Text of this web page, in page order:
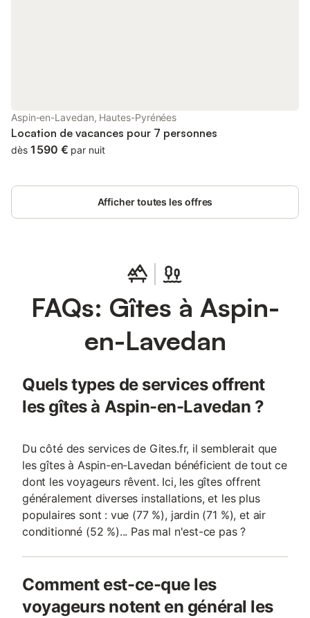
Aspin-en-Lavedan, Hautes-Pyrénées
Location de vacances pour 7 personnes
dès 1 590 € par nuit
Afficher toutes les offres
FAQs: Gîtes à Aspin-
en-Lavedan
Quels types de services offrent
les gîtes à Aspin-en-Lavedan ?
Du côté des services de Gites.fr, il semblerait que
les gîtes à Aspin-en-Lavedan bénéficient de tout ce
dont les voyageurs rêvent. Ici, les gîtes offrent
généralement diverses installations, et les plus
populaires sont : vue (77 %), jardin (71 %), et air
conditionné (52 %)... Pas mal n'est-ce pas ?
Comment est-ce-que les
voyageurs notent en général les